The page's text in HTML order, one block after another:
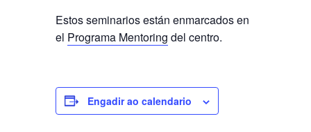
Estos seminarios están enmarcados en
el Programa Mentoring del centro.
Engadir ao calendario